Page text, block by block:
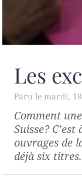
Les
mardi,
Comment
Suisse?
ouvrages de
déjà six titres.